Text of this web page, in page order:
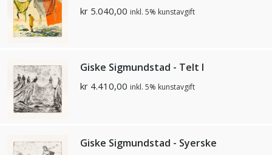
kr 5.040,00 inkl. 5% kunstavgift
Giske Sigmundstad - Telt I
kr 4.410,00 inkl. 5% kunstavgift
Giske Sigmundstad - Syerske